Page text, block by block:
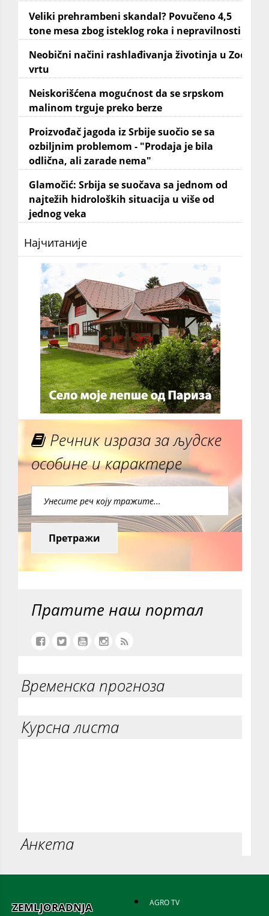
Veliki prehrambeni skandal? Povučeno 4,5
tone mesa zbog isteklog roka i nepravilnosti
Neobični načini rashlađivanja životinja u Zoo
vrtu
Neiskorišćena mogućnost da se srpskom
malinom trguje preko berze
Proizvođač jagoda iz Srbije suočio se sa
ozbiljnim problemom - "Prodaja je bila
odlična, ali zarade nema"
Glamočić: Srbija se suočava sa jednom od
najtežih hidroloških situacija u više od
jednog veka
Најчитаније
Речник израза за људске
особине и карактере
Претражи
Пратите наш портал
Временска прогноза
Курсна листа
Анкета
ZEMLJORADNJA AGRO TV